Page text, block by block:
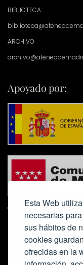
Esta Web
necesarias
sus hábitos de
cookies
ofrecidas en la
BIBLIOTECA
ARCHIVO
Apoyado por:
Colabora: